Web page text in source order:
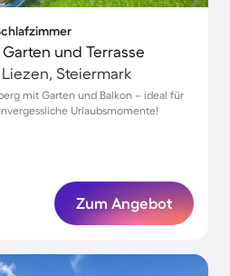
und Terrasse
Steiermark
mit Garten und Balkon – ideal für
Urlaubsmomente!
Zum Angebot